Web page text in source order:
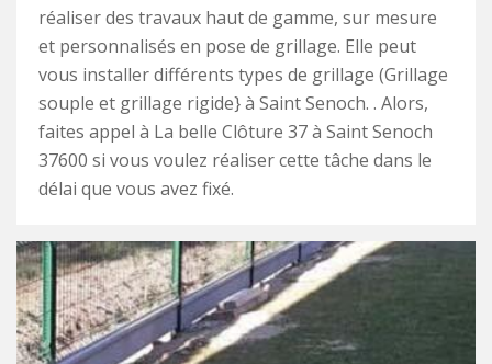
réaliser des travaux haut de gamme, sur mesure
et personnalisés en pose de grillage. Elle peut
vous installer différents types de grillage (Grillage
souple et grillage rigide} à Saint Senoch. . Alors,
faites appel à La belle Clôture 37 à Saint Senoch
37600 si vous voulez réaliser cette tâche dans le
délai que vous avez fixé.